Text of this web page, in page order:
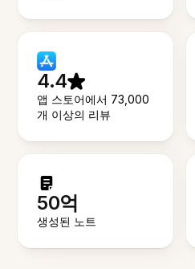
4.4
앱 스토어에서 73,000
개 이상의 리뷰
50억
생성된 노트